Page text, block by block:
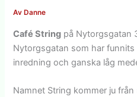
Av Danne
Café String på Nytorgsgatan
Nytorgsgatan som har funnits
inredning och ganska låg
Namnet String kommer ju